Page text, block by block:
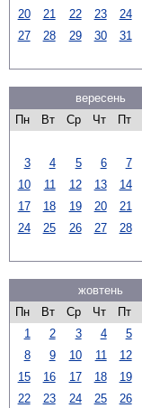
20
21 22 23 24
27
28 29 30 31
вересень
Пн
Вт Ср Чт Пт
3
4 5 6 7
10
11 12 13 14
17
18 19 20 21
24
25 26 27 28
жовтень
Пн
Вт Ср Чт Пт
1
2 3 4 5
8
9 10 11 12
15
16 17 18 19
22
23 24 25 26